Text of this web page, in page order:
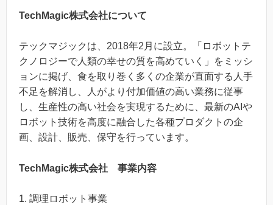
TechMagic株式会社について
テックマジックは、2018年2月に設立。「ロボットテ
クノロジーで人類の幸せの質を高めていく」をミッシ
ョンに掲げ、食を取り巻く多くの企業が直面する人手
不足を解消し、人がより付加価値の高い業務に従事
し、生産性の高い社会を実現するために、最新のAIや
ロボット技術を高度に融合した各種プロダクトの企
画、設計、販売、保守を行っています。
TechMagic株式会社 事業内容
1. 調理ロボット事業